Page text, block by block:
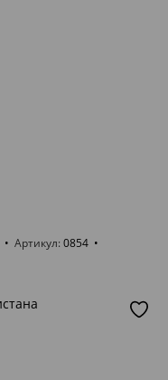
Артикул 0854